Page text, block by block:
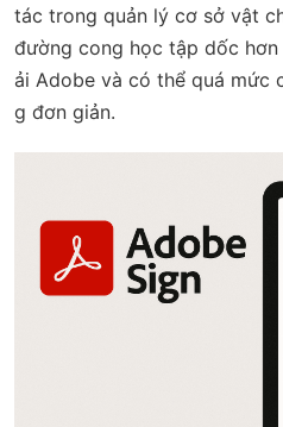
tác trong quản lý cơ sở vật
đường cong học tập dốc
ải Adobe và có thể quá mức
g đơn giản.